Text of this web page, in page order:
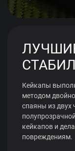
Кейкапы
методом
спаяны из двух
кейкапов и
повреждениям.